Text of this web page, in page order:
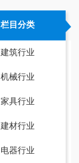
栏目分类
建筑行业
机械行业
家具行业
建材行业
电器行业